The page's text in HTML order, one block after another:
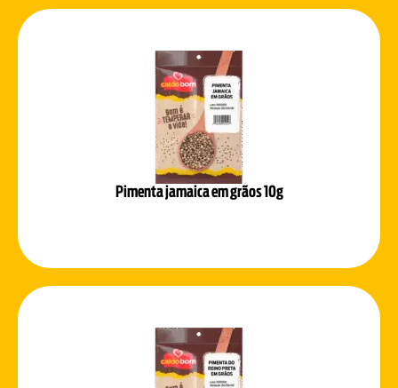
Pimenta jamaica em grãos 10g